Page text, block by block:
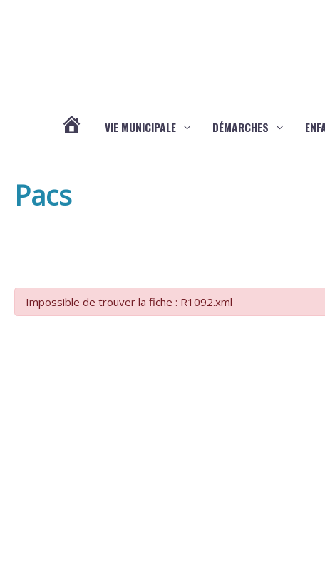
VIE MUNICIPALE DÉMARCHES
Pacs
Impossible de trouver la fiche : R1092.xml